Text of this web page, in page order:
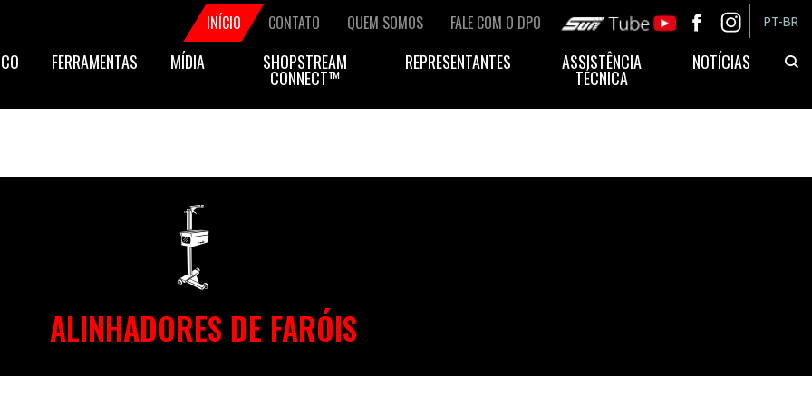
Secondary
navigation
INÍCIO CONTATO QUEM SOMOS FALE COM O DPO SUN TUBE FB IN PT-BR
FERRAMENTAS MÍDIA SHOPSTREAM
CONNECT™
REPRESENTANTES ASSISTÊNCIA
TÉCNICA
NOTÍCIAS
ALINHADORES DE FARÓIS